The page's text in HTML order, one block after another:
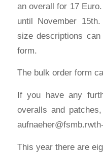
an overall for 17
until November
size descriptions
form.
The bulk order form
If you have any
overalls and
This year there are